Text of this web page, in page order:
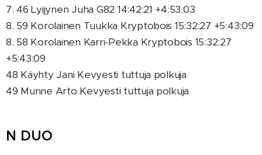
7. 46 Lyijynen Juha G82 14:42:21 +4:53:03
8. 59 Korolainen Tuukka Kryptobois 15:32:27 +5:43:09
8. 58 Korolainen Karri-Pekka Kryptobois 15:32:27
+5:43:09
48 Käyhty Jani Kevyesti tuttuja polkuja
49 Munne Arto Kevyesti tuttuja polkuja
N DUO